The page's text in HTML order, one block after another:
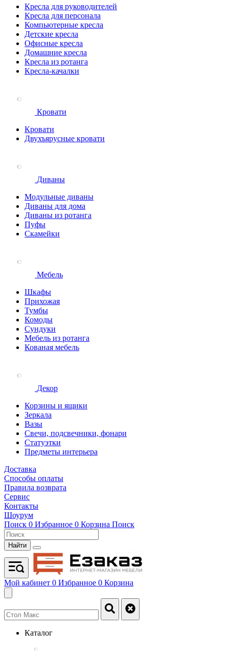
Кресла для руководителей
Кресла для персонала
Компьютерные кресла
Детские кресла
Офисные кресла
Домашние кресла
Кресла из ротанга
Кресла-качалки
Кровати
Кровати
Двухъярусные кровати
Диваны
Модульные диваны
Диваны для дома
Диваны из ротанга
Пуфы
Скамейки
Мебель
Шкафы
Прихожая
Тумбы
Комоды
Сундуки
Мебель из ротанга
Кованая мебель
Декор
Корзины и ящики
Зеркала
Вазы
Свечи, подсвечники, фонари
Статуэтки
Предметы интерьера
Доставка
Способы оплаты
Правила возврата
Сервис
Контакты
Шоурум
Поиск 0 Избранное 0 Корзина Поиск
Найти
Мой кабинет 0 Избранное 0 Корзина
Каталог